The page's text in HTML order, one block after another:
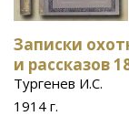
Записки
и рассказов
Тургенев И.С.
1914 г.